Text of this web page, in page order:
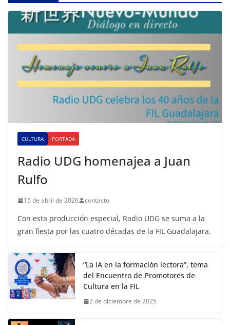
CULTURA PORTADA
Radio UDG homenajea a Juan
Rulfo
15 de abril de 2026 contacto
Con esta producción especial, Radio UDG se suma a la
gran fiesta por las cuatro décadas de la FIL Guadalajara.
“La IA en la formación lectora”, tema
del Encuentro de Promotores de
Cultura en la FIL
2 de diciembre de 2025